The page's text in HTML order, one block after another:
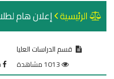
الرئيسية إعلان هام
قسم الدراسات العليا